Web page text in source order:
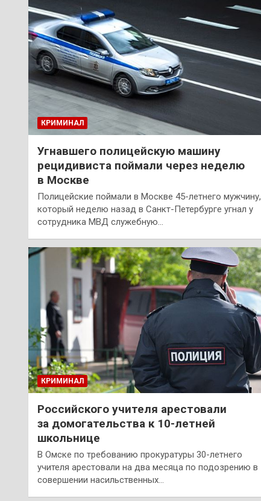
КРИМИНАЛ
Угнавшего полицейскую машину
рецидивиста поймали через неделю
в Москве
Полицейские поймали в Москве 45-летнего мужчину,
который неделю назад в Санкт-Петербурге угнал у
сотрудника МВД служебную…
КРИМИНАЛ
Российского учителя арестовали
за домогательства к 10-летней
школьнице
В Омске по требованию прокуратуры 30-летнего
учителя арестовали на два месяца по подозрению в
совершении насильственных…